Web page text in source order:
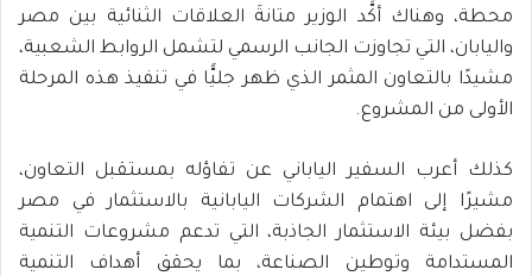
محطة، وهناك أكَّد الوزير متانةَ العلاقات الثنائية بين مصر
واليابان، التي تجاوزت الجانب الرسمي لتشمل الروابط الشعبية،
مشيدًا بالتعاون المثمر الذي ظهر جليًّا في تنفيذ هذه المرحلة
الأولى من المشروع.
كذلك أعرب السفير الياباني عن تفاؤله بمستقبل التعاون،
مشيرًا إلى اهتمام الشركات اليابانية بالاستثمار في مصر
بفضل بيئة الاستثمار الجاذبة، التي تدعم مشروعات التنمية
المستدامة وتوطين الصناعة، بما يحقق أهداف التنمية